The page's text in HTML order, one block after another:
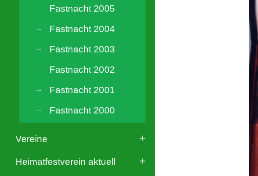
Fastnacht 2005
Fastnacht 2004
Fastnacht 2003
Fastnacht 2002
Fastnacht 2001
Fastnacht 2000
Vereine
Heimatfestverein aktuell